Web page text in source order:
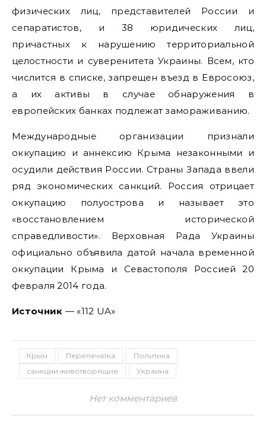
физических лиц, представителей России и
сепаратистов, и 38 юридических лиц,
причастных к нарушению территориальной
целостности и суверенитета Украины. Всем, кто
числится в списке, запрещен въезд в Евросоюз,
а их активы в случае обнаружения в
европейских банках подлежат замораживанию.
Международные организации признали
оккупацию и аннексию Крыма незаконными и
осудили действия России. Страны Запада ввели
ряд экономических санкций. Россия отрицает
оккупацию полуострова и называет это
«восстановлением исторической
справедливости». Верховная Рада Украины
официально объявила датой начала временной
оккупации Крыма и Севастополя Россией 20
февраля 2014 года.
Источник — «112 UA»
Крым Перепечатка
Политика
санкции животворящие
Украина
Нет комментариев